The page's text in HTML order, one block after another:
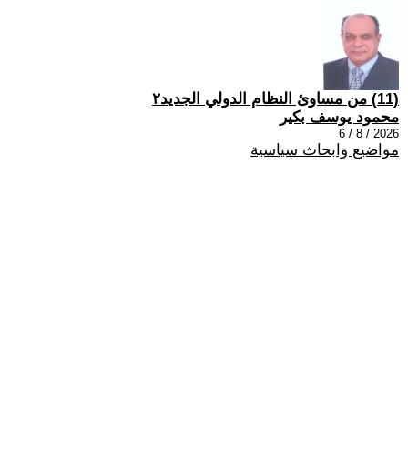
(11) من مساوئ النظام الدولي الجديد٢
محمود يوسف بكير
2026 / 8 / 6
مواضيع وابحاث سياسية